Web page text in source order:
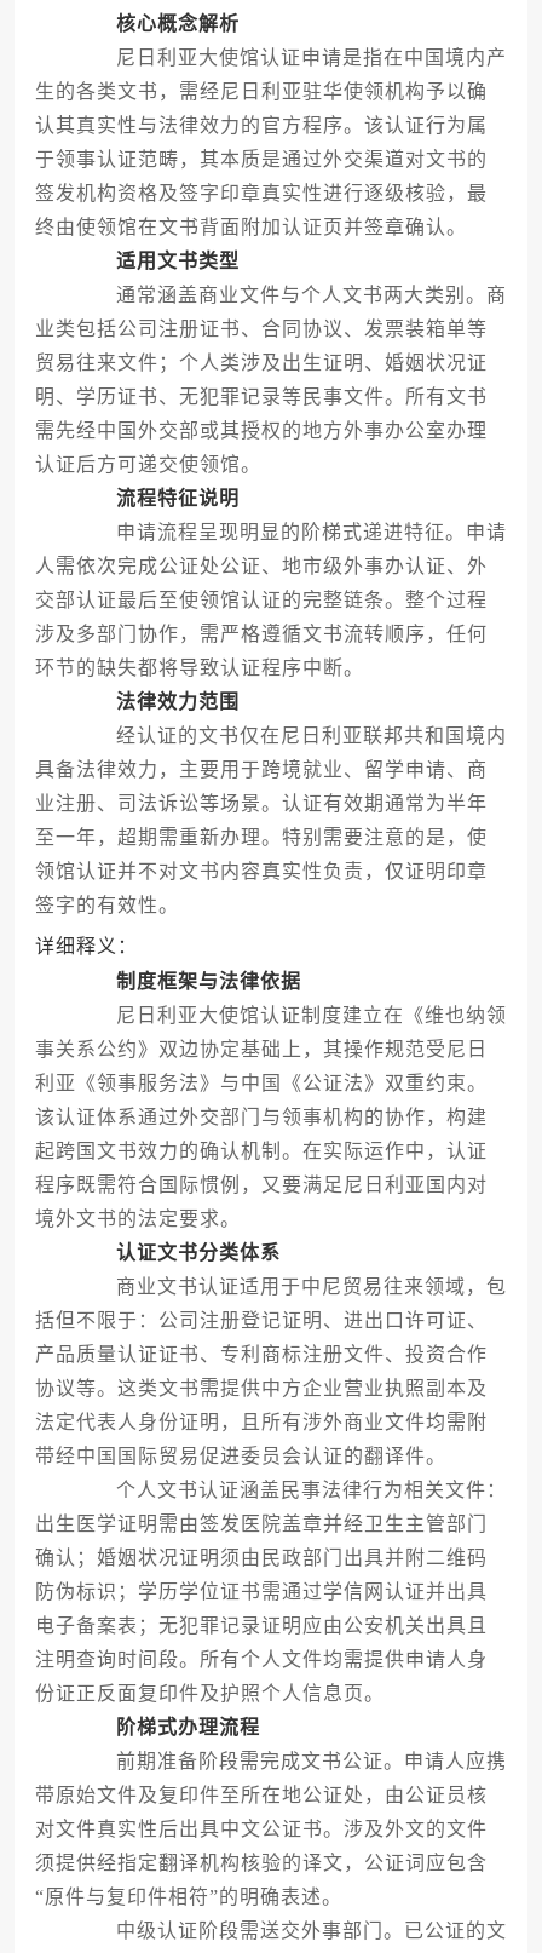
核心概念解析
尼日利亚大使馆认证申请是指在中国境内产
生的各类文书，需经尼日利亚驻华使领机构予以确
认其真实性与法律效力的官方程序。该认证行为属
于领事认证范畴，其本质是通过外交渠道对文书的
签发机构资格及签字印章真实性进行逐级核验，最
终由使领馆在文书背面附加认证页并签章确认。
适用文书类型
通常涵盖商业文件与个人文书两大类别。商
业类包括公司注册证书、合同协议、发票装箱单等
贸易往来文件；个人类涉及出生证明、婚姻状况证
明、学历证书、无犯罪记录等民事文件。所有文书
需先经中国外交部或其授权的地方外事办公室办理
认证后方可递交使领馆。
流程特征说明
申请流程呈现明显的阶梯式递进特征。申请
人需依次完成公证处公证、地市级外事办认证、外
交部认证最后至使领馆认证的完整链条。整个过程
涉及多部门协作，需严格遵循文书流转顺序，任何
环节的缺失都将导致认证程序中断。
法律效力范围
经认证的文书仅在尼日利亚联邦共和国境内
具备法律效力，主要用于跨境就业、留学申请、商
业注册、司法诉讼等场景。认证有效期通常为半年
至一年，超期需重新办理。特别需要注意的是，使
领馆认证并不对文书内容真实性负责，仅证明印章
签字的有效性。
详细释义：
制度框架与法律依据
尼日利亚大使馆认证制度建立在《维也纳领
事关系公约》双边协定基础上，其操作规范受尼日
利亚《领事服务法》与中国《公证法》双重约束。
该认证体系通过外交部门与领事机构的协作，构建
起跨国文书效力的确认机制。在实际运作中，认证
程序既需符合国际惯例，又要满足尼日利亚国内对
境外文书的法定要求。
认证文书分类体系
商业文书认证适用于中尼贸易往来领域，包
括但不限于：公司注册登记证明、进出口许可证、
产品质量认证证书、专利商标注册文件、投资合作
协议等。这类文书需提供中方企业营业执照副本及
法定代表人身份证明，且所有涉外商业文件均需附
带经中国国际贸易促进委员会认证的翻译件。
个人文书认证涵盖民事法律行为相关文件：
出生医学证明需由签发医院盖章并经卫生主管部门
确认；婚姻状况证明须由民政部门出具并附二维码
防伪标识；学历学位证书需通过学信网认证并出具
电子备案表；无犯罪记录证明应由公安机关出具且
注明查询时间段。所有个人文件均需提供申请人身
份证正反面复印件及护照个人信息页。
阶梯式办理流程
前期准备阶段需完成文书公证。申请人应携
带原始文件及复印件至所在地公证处，由公证员核
对文件真实性后出具中文公证书。涉及外文的文件
须提供经指定翻译机构核验的译文，公证词应包含
“原件与复印件相符”的明确表述。
中级认证阶段需送交外事部门。已公证的文